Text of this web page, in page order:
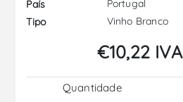
País
Portugal
Tipo
Vinho Branco
€10,22
Quantidade